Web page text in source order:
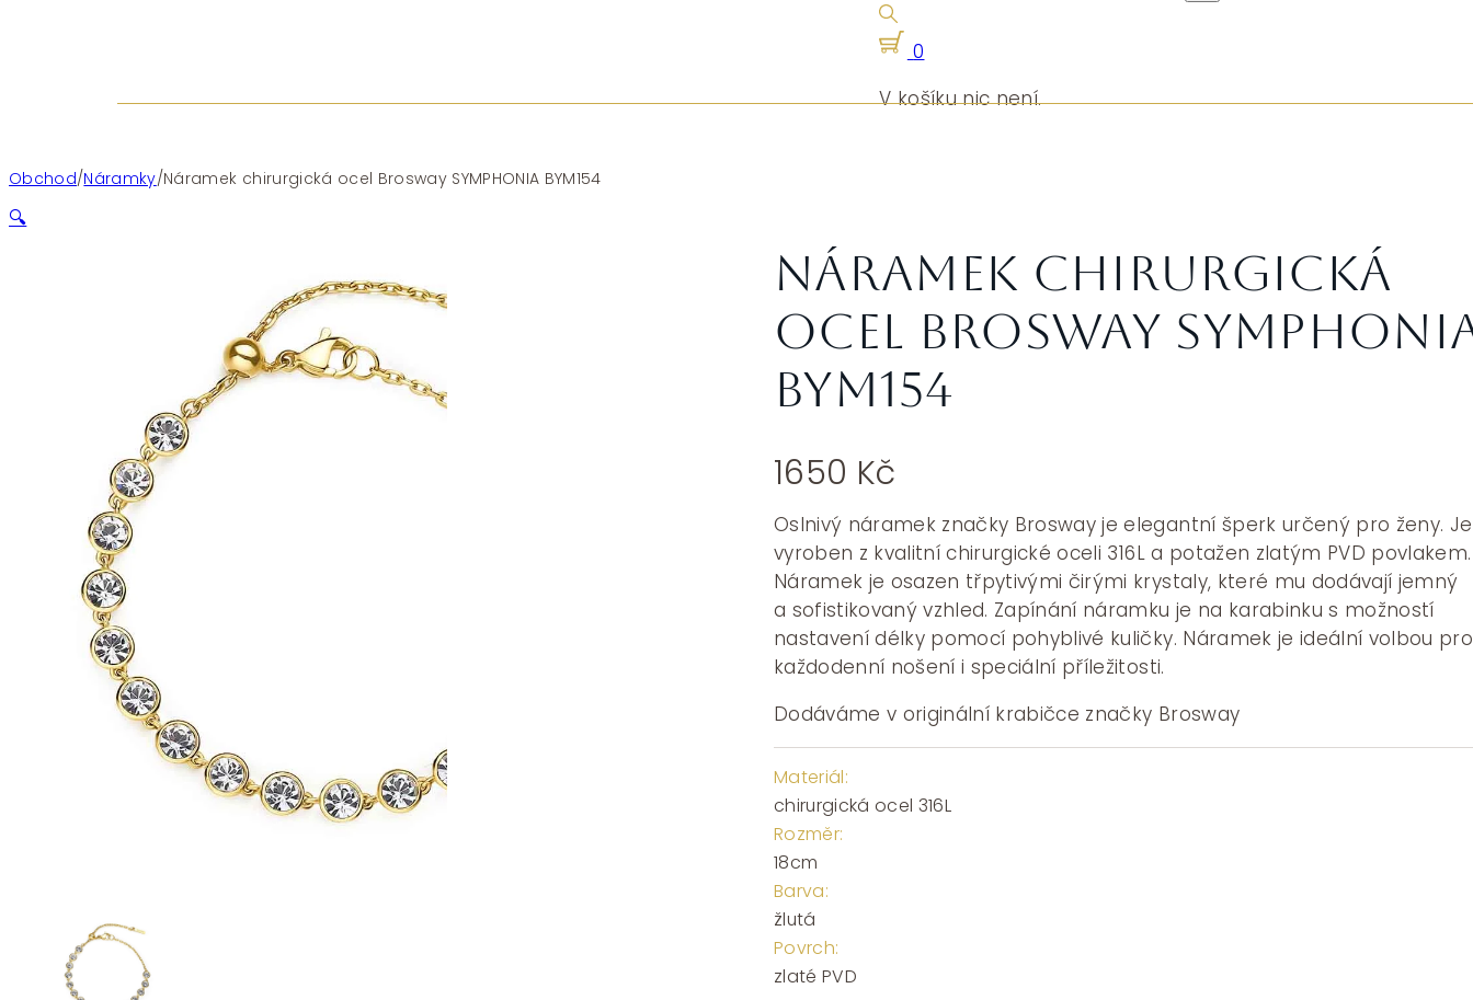
0
V košíku nic není.
Obchod/Náramky/Náramek chirurgická ocel Brosway SYMPHONIA BYM154
🔍
Náramek chirurgická
ocel Brosway
BYM154
1650 Kč
Oslnivý náramek značky Brosway je elegantní šperk určený pro ženy. Je
vyroben z kvalitní chirurgické oceli 316L a potažen zlatým PVD povlakem.
Náramek je osazen třpytivými čirými krystaly, které mu dodávají jemný
a sofistikovaný vzhled. Zapínání náramku je na karabinku s možností
nastavení délky pomocí pohyblivé kuličky. Náramek je ideální volbou pro
každodenní nošení i speciální příležitosti.
Dodáváme v originální krabičce značky Brosway
Materiál:
chirurgická ocel 316L
Rozměr:
18cm
Barva:
žlutá
Povrch:
zlaté PVD